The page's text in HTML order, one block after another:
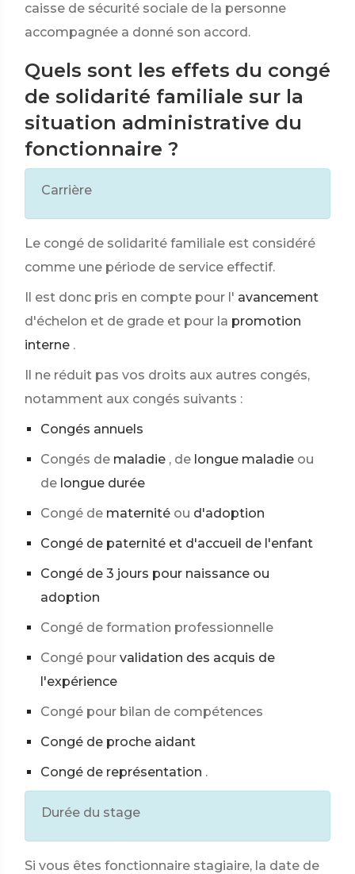
caisse de sécurité sociale de la personne
accompagnée a donné son accord.
Quels sont les effets du congé
de solidarité familiale sur la
situation administrative du
fonctionnaire ?
Carrière
Le congé de solidarité familiale est considéré
comme une période de service effectif.
Il est donc pris en compte pour l' avancement
d'échelon et de grade et pour la promotion
interne .
Il ne réduit pas vos droits aux autres congés,
notamment aux congés suivants :
Congés annuels
Congés de maladie , de longue maladie ou
de longue durée
Congé de maternité ou d'adoption
Congé de paternité et d'accueil de l'enfant
Congé de 3 jours pour naissance ou
adoption
Congé de formation professionnelle
Congé pour validation des acquis de
l'expérience
Congé pour bilan de compétences
Congé de proche aidant
Congé de représentation .
Durée du stage
Si vous êtes fonctionnaire stagiaire, la date de